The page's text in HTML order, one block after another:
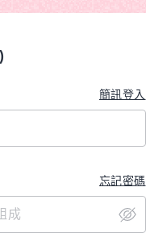
簡訊登入
忘記密碼